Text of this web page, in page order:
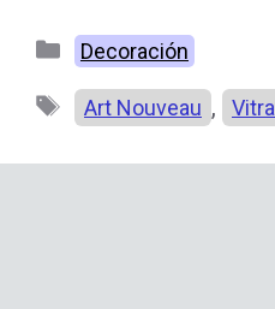
Categorías
Decoración
Etiquetas
Art Nouveau ,